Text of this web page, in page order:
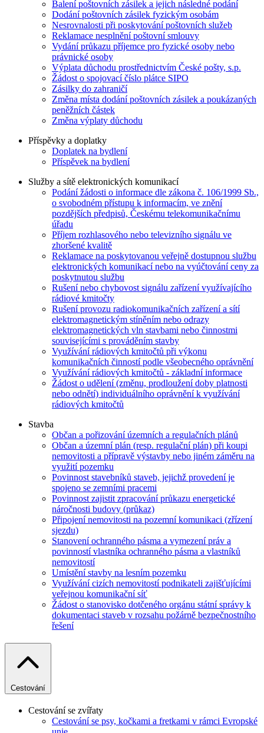
Balení poštovních zásilek a jejich následné podání
Dodání poštovních zásilek fyzickým osobám
Nesrovnalosti při poskytování poštovních služeb
Reklamace nesplnění poštovní smlouvy
Vydání průkazu příjemce pro fyzické osoby nebo
právnické osoby
Výplata důchodu prostřednictvím České pošty, s.p.
Žádost o spojovací číslo plátce SIPO
Zásilky do zahraničí
Změna místa dodání poštovních zásilek a poukázaných
peněžních částek
Změna výplaty důchodu
Příspěvky a doplatky
Doplatek na bydlení
Příspěvek na bydlení
Služby a sítě elektronických komunikací
Podání žádosti o informace dle zákona č. 106/1999 Sb.,
o svobodném přístupu k informacím, ve znění
pozdějších předpisů, Českému telekomunikačnímu
úřadu
Příjem rozhlasového nebo televizního signálu ve
zhoršené kvalitě
Reklamace na poskytovanou veřejně dostupnou službu
elektronických komunikací nebo na vyúčtování ceny za
poskytnutou službu
Rušení nebo chybovost signálu zařízení využívajícího
rádiové kmitočty
Rušení provozu radiokomunikačních zařízení a sítí
elektromagnetickým stíněním nebo odrazy
elektromagnetických vln stavbami nebo činnostmi
souvisejícími s prováděním stavby
Využívání rádiových kmitočtů při výkonu
komunikačních činností podle všeobecného oprávnění
Využívání rádiových kmitočtů - základní informace
Žádost o udělení (změnu, prodloužení doby platnosti
nebo odnětí) individuálního oprávnění k využívání
rádiových kmitočtů
Stavba
Občan a pořizování územních a regulačních plánů
Občan a územní plán (resp. regulační plán) při koupi
nemovitosti a přípravě výstavby nebo jiném záměru na
využití pozemku
Povinnost stavebníků staveb, jejichž provedení je
spojeno se zemními pracemi
Povinnost zajistit zpracování průkazu energetické
náročnosti budovy (průkaz)
Připojení nemovitosti na pozemní komunikaci (zřízení
sjezdu)
Stanovení ochranného pásma a vymezení práv a
povinností vlastníka ochranného pásma a vlastníků
nemovitostí
Umístění stavby na lesním pozemku
Využívání cizích nemovitostí podnikateli zajišťujícími
veřejnou komunikační síť
Žádost o stanovisko dotčeného orgánu státní správy k
dokumentaci staveb v rozsahu požárně bezpečnostního
řešení
Cestování
Cestování se zvířaty
Cestování se psy, kočkami a fretkami v rámci Evropské